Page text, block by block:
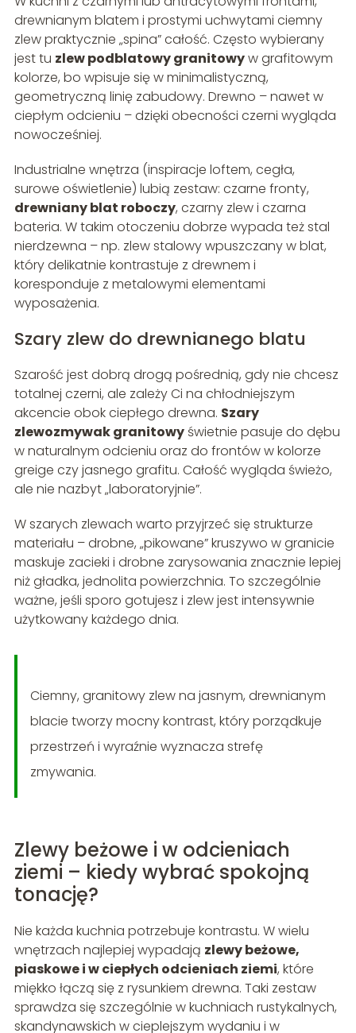
drewnianym blatem i prostymi uchwytami ciemny
zlew praktycznie „spina” całość. Często wybierany
jest tu zlew podblatowy granitowyw grafitowym
kolorze, bo wpisuje się w minimalistyczną,
geometryczną linię zabudowy. Drewno – nawet w
ciepłym odcieniu – dzięki obecności czerni wygląda
nowocześniej.
Industrialne wnętrza (inspiracje loftem, cegła,
surowe oświetlenie) lubią zestaw: czarne fronty,
drewniany blat roboczy, czarny zlew i czarna
bateria. W takim otoczeniu dobrze wypada też stal
nierdzewna – np. zlew stalowy wpuszczany w blat,
który delikatnie kontrastuje z drewnem i
koresponduje z metalowymi elementami
wyposażenia.
Szary zlew do drewnianego blatu
Szarość jest dobrą drogą pośrednią, gdy nie chcesz
totalnej czerni, ale zależy Ci na chłodniejszym
akcencie obok ciepłego drewna. Szary
zlewozmywak granitowyświetnie pasuje do dębu
w naturalnym odcieniu oraz do frontów w kolorze
greige czy jasnego grafitu. Całość wygląda świeżo,
ale nie nazbyt „laboratoryjnie”.
W szarych zlewach warto przyjrzeć się strukturze
materiału – drobne, „pikowane” kruszywo w granicie
maskuje zacieki i drobne zarysowania znacznie lepiej
niż gładka, jednolita powierzchnia. To szczególnie
ważne, jeśli sporo gotujesz i zlew jest intensywnie
użytkowany każdego dnia.
Ciemny, granitowy zlew na jasnym, drewnianym
blacie tworzy mocny kontrast, który porządkuje
przestrzeń i wyraźnie wyznacza strefę
zmywania.
Zlewy beżowe i w odcieniach
ziemi – kiedy wybrać spokojną
tonację?
Nie każda kuchnia potrzebuje kontrastu. W wielu
wnętrzach najlepiej wypadają zlewy beżowe,
piaskowe i w ciepłych odcieniach ziemi, które
miękko łączą się z rysunkiem drewna. Taki zestaw
sprawdza się szczególnie w kuchniach rustykalnych,
skandynawskich w cieplejszym wydaniu i w